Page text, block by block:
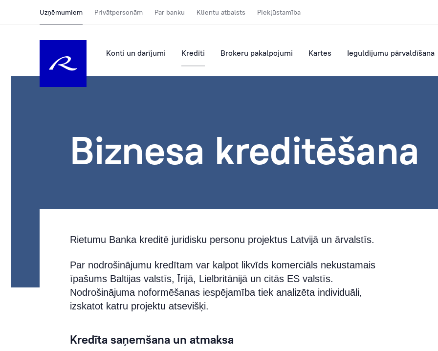
Uzņēmumiem Privātpersonām Par banku Klientu atbalsts Piekļūstamība
Konti un darījumi Kredīti Brokeru pakalpojumi Kartes Ieguldījumu pārvaldīšana
Biznesa kreditēšana
Rietumu Banka kreditē juridisku personu projektus Latvijā un ārvalstīs.
Par nodrošinājumu kredītam var kalpot likvīds komerciāls nekustamais
īpašums Baltijas valstīs, Īrijā, Lielbritānijā un citās ES valstīs.
Nodrošinājuma noformēšanas iespējamība tiek analizēta individuāli,
izskatot katru projektu atsevišķi.
Kredīta saņemšana un atmaksa